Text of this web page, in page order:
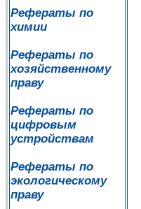
Рефераты по
химии
Рефераты по
хозяйственному
праву
Рефераты по
цифровым
устройствам
Рефераты по
экологическому
праву